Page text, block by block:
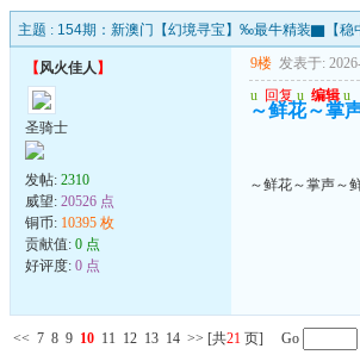
主题 : 154期：新澳门【幻境寻宝】‰最牛精装▇【稳
【风火佳人 】
圣骑士
发帖: 2310
威望: 20526 点
铜币: 10395 枚
贡献值: 0 点
好评度: 0 点
9楼 发表于:
u 回复 u 编辑 u
～鲜花～掌
～鲜花～掌声～
<< 7 8 9 10 11 12 13 14 >> [共21 页] Go